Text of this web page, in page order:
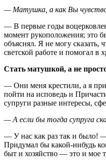
— Матушка, а как Вы
— В первые годы
момент рукоположения; это
объяснял. Я не могу
светской работе и помогал
Стать матушкой, а не
— Они меня крестили, а я
пойти на исповедь и
супруги разные интересы,
— А если бы тогда супруга
— У нас как раз так и было! —
Придумал бы какой-нибудь
быт и хозяйство — это и мое